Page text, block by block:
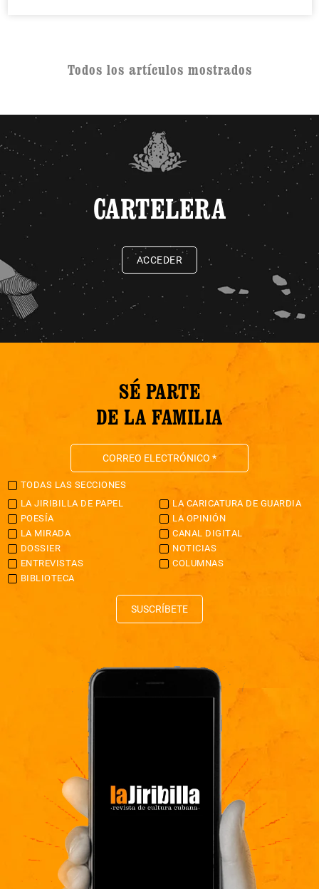
Todos los artículos mostrados
CARTELERA
ACCEDER
SÉ PARTE
DE LA FAMILIA
TODAS LAS SECCIONES
LA JIRIBILLA DE PAPEL
LA CARICATURA DE GUARDIA
POESÍA
LA OPINIÓN
LA MIRADA
CANAL DIGITAL
DOSSIER
NOTICIAS
ENTREVISTAS
COLUMNAS
BIBLIOTECA
SUSCRÍBETE